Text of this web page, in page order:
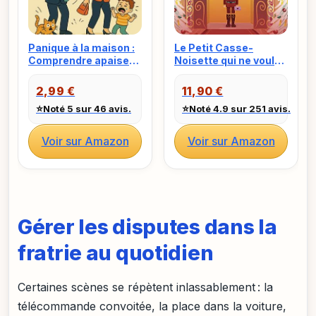
Panique à la maison :
Comprendre apaiser
crises du quotidien
(0-6 ans)
2,99 €
⭐Noté 5 sur 46 avis.
Voir sur Amazon
Le Petit Casse-
Noisette qui ne voulait
11,90 €
⭐Noté 4.9 sur 251 avis.
Voir sur Amazon
Gérer les disputes dans la
fratrie au quotidien
Certaines scènes se répètent inlassablement : la
télécommande convoitée, la place dans la voiture,